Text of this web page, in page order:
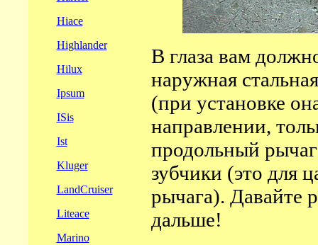
Hiace
Highlander
Hilux
Ipsum
ISis
Ist
Kluger
LandCruiser
Liteace
Marino
В глаза вам
наружная
(при установке
направлении,
продольный
зубчики (это для
рычага). Давайте
дальше!